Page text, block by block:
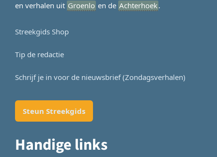
en verhalen uit Groenlo en de Achterhoek.
Streekgids Shop
Tip de redactie
Schrijf je in voor de nieuwsbrief (Zondagsverhalen)
Steun Streekgids
Handige links